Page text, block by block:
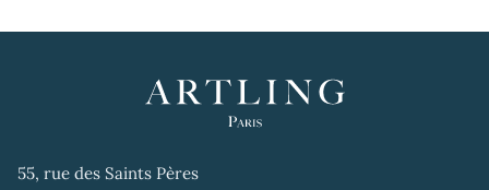
55, rue des Saints Pères